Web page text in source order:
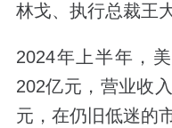
林戈、执行总裁王
2024年上半年，
202亿元，营业收
元，在仍旧低迷的